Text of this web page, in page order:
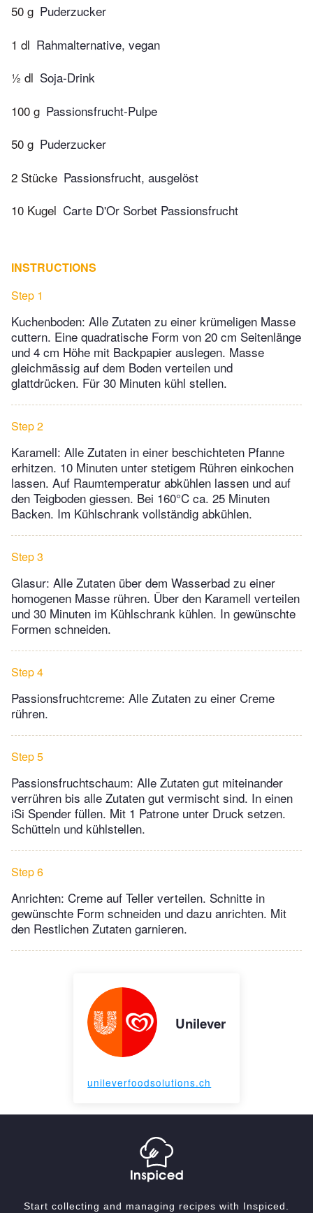
50 g Puderzucker
1 dl Rahmalternative, vegan
½ dl Soja-Drink
100 g Passionsfrucht-Pulpe
50 g Puderzucker
2 Stücke Passionsfrucht, ausgelöst
10 Kugel Carte D'Or Sorbet Passionsfrucht
INSTRUCTIONS
Step 1
Kuchenboden: Alle Zutaten zu einer krümeligen Masse
cuttern. Eine quadratische Form von 20 cm Seitenlänge
und 4 cm Höhe mit Backpapier auslegen. Masse
gleichmässig auf dem Boden verteilen und
glattdrücken. Für 30 Minuten kühl stellen.
Step 2
Karamell: Alle Zutaten in einer beschichteten Pfanne
erhitzen. 10 Minuten unter stetigem Rühren einkochen
lassen. Auf Raumtemperatur abkühlen lassen und auf
den Teigboden giessen. Bei 160°C ca. 25 Minuten
Backen. Im Kühlschrank vollständig abkühlen.
Step 3
Glasur: Alle Zutaten über dem Wasserbad zu einer
homogenen Masse rühren. Über den Karamell verteilen
und 30 Minuten im Kühlschrank kühlen. In gewünschte
Formen schneiden.
Step 4
Passionsfruchtcreme: Alle Zutaten zu einer Creme
rühren.
Step 5
Passionsfruchtschaum: Alle Zutaten gut miteinander
verrühren bis alle Zutaten gut vermischt sind. In einen
iSi Spender füllen. Mit 1 Patrone unter Druck setzen.
Schütteln und kühlstellen.
Step 6
Anrichten: Creme auf Teller verteilen. Schnitte in
gewünschte Form schneiden und dazu anrichten. Mit
den Restlichen Zutaten garnieren.
Unilever
unileverfoodsolutions.ch
Start collecting and managing recipes with Inspiced.